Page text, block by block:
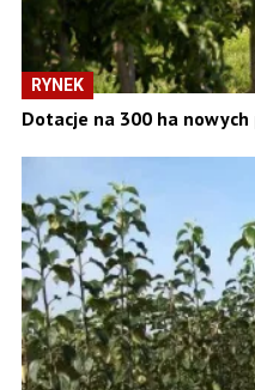
RYNEK
Dotacje na 300 ha